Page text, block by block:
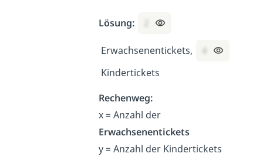
Lösung:
Erwachsenentickets,
4
Kindertickets
Rechenweg:
x = Anzahl der
Erwachsenentickets
y = Anzahl der Kindertickets